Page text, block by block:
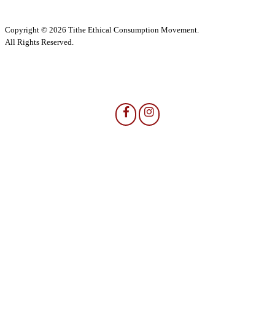
Copyright © 2026 Tithe Ethical Consumption Movement.
All Rights Reserved.